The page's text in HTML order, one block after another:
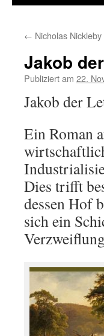
← Nicholas Nickleby
Jakob
Publiziert am 22.
Jakob der
Ein Roman
Dies trifft
dessen Hof
sich ein